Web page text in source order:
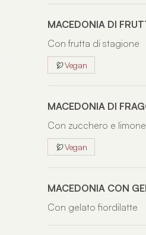
MACEDONIA DI
Con frutta di stagione
Vegan
MACEDONIA DI
Con zucchero e limone
Vegan
MACEDONIA CON
Con gelato fiordilatte